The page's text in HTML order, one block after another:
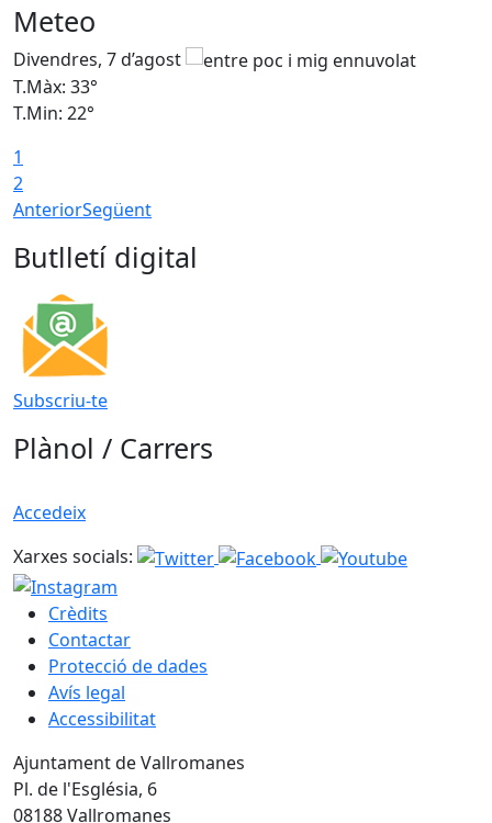
Meteo
Divendres, 7 d’agost
T.Màx: 33°
T.Min: 22°
1
2
AnteriorSegüent
Butlletí digital
Subscriu-te
Plànol / Carrers
Accedeix
Xarxes socials:
Crèdits
Contactar
Protecció de dades
Avís legal
Accessibilitat
Ajuntament de Vallromanes
Pl. de l'Església, 6
08188 Vallromanes